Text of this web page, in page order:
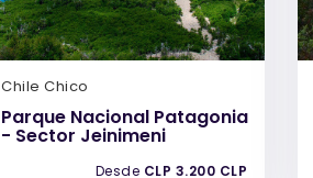
Chile Chico
Parque Nacional Patagonia
- Sector Jeinimeni
Desde CLP 3.200 CLP